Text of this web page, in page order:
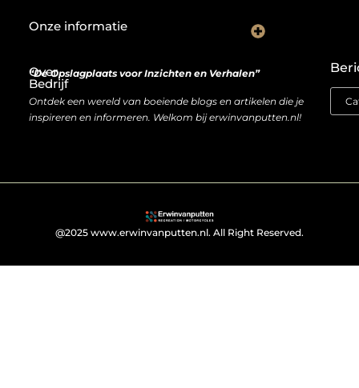
Over
Bedrijf
“De Opslagplaats voor Inzichten en Verhalen”
Ontdek een wereld van boeiende blogs en artikelen die je
inspireren en informeren. Welkom bij erwinvanputten.nl!
Onze informatie
@2025 www.erwinvanputten.nl. All Right Reserved.